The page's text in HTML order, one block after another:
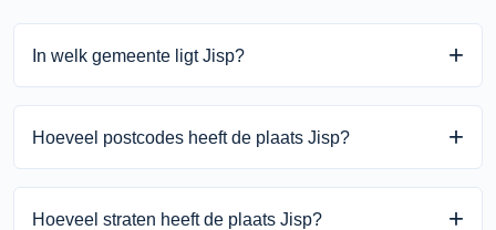
In welk gemeente ligt Jisp?
Noord-Holland.
Hoeveel postcodes heeft de plaats Jisp?
Hoeveel straten heeft de plaats Jisp?